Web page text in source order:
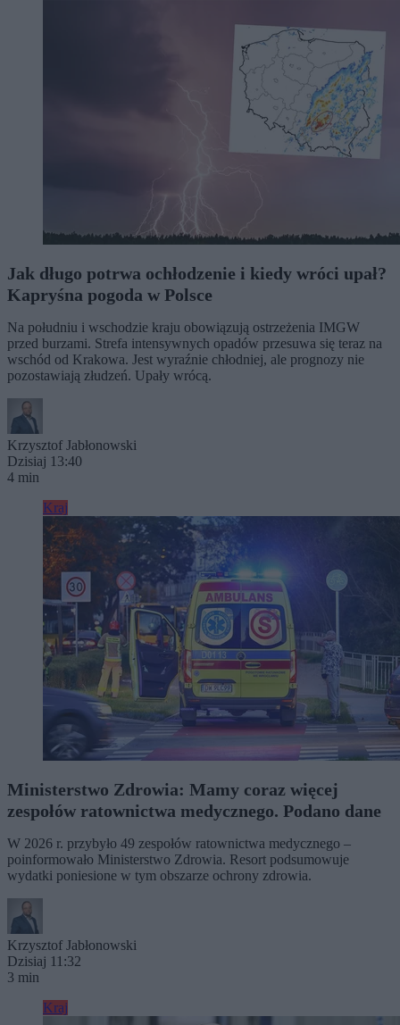
Jak długo potrwa ochłodzenie i kiedy wróci upał?
Kapryśna pogoda w Polsce
Na południu i wschodzie kraju obowiązują ostrzeżenia IMGW
przed burzami. Strefa intensywnych opadów przesuwa się teraz na
wschód od Krakowa. Jest wyraźnie chłodniej, ale prognozy nie
pozostawiają złudzeń. Upały wrócą.
Krzysztof Jabłonowski
Dzisiaj 13:40
4 min
Kraj
Ministerstwo Zdrowia: Mamy coraz więcej
zespołów ratownictwa medycznego. Podano dane
W 2026 r. przybyło 49 zespołów ratownictwa medycznego –
poinformowało Ministerstwo Zdrowia. Resort podsumowuje
wydatki poniesione w tym obszarze ochrony zdrowia.
Krzysztof Jabłonowski
Dzisiaj 11:32
3 min
Kraj